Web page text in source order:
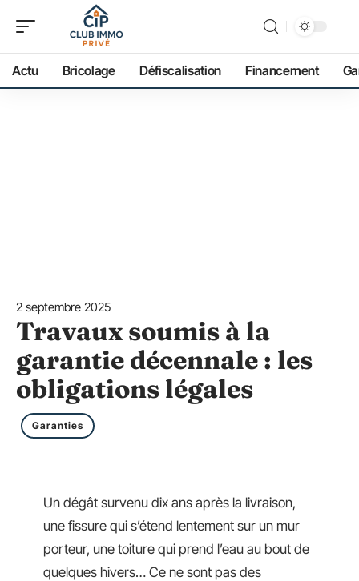
Actu Bricolage Défiscalisation Financement
2 septembre 2025
Travaux soumis à la
garantie décennale : les
obligations légales
Garanties
Un dégât survenu dix ans après la livraison,
une fissure qui s’étend lentement sur un mur
porteur, une toiture qui prend l’eau au bout de
quelques hivers… Ce ne sont pas des